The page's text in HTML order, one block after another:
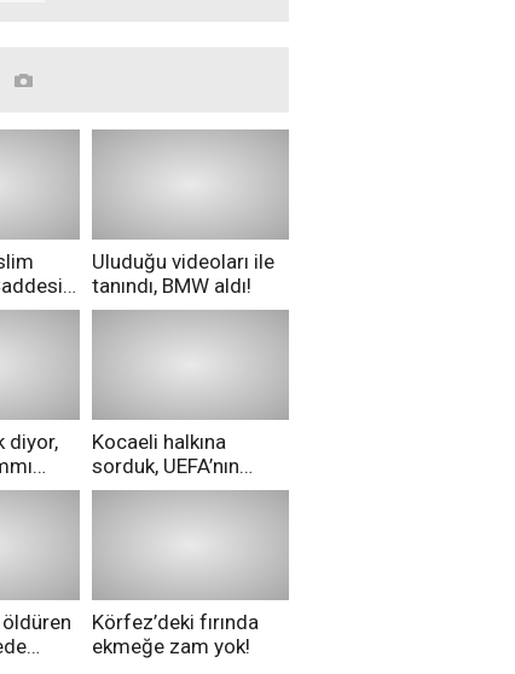
Uluduğu videoları ile
tanındı, BMW aldı!
diyor,
Kocaeli halkına
sorduk, UEFA’nın
Merih Demiral kararı
Körfez’deki fırında
ekmeğe zam yok!